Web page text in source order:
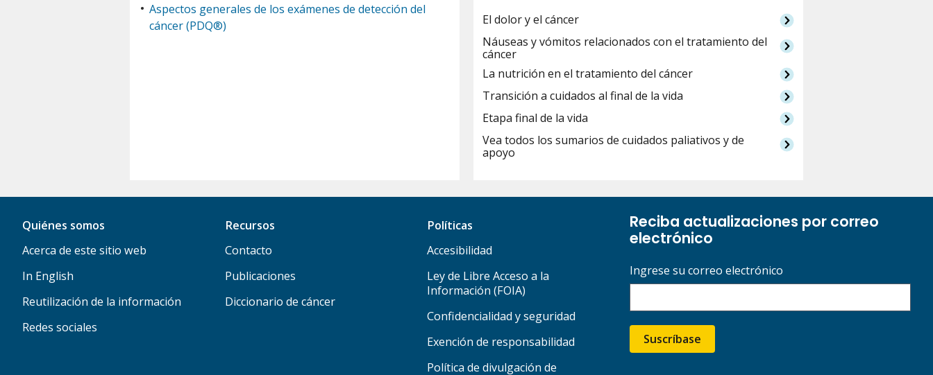
Aspectos generales de los exámenes de detección del
cáncer (PDQ®)
El dolor y el cáncer
Náuseas y vómitos relacionados con el tratamiento del
cáncer
La nutrición en el tratamiento del cáncer
Transición a cuidados al final de la vida
Etapa final de la vida
Vea todos los sumarios de cuidados paliativos y de
apoyo
Quiénes somos
Acerca de este sitio web
In English
Reutilización de la información
Redes sociales
Recursos
Contacto
Publicaciones
Diccionario de cáncer
Políticas
Accesibilidad
Ley de Libre Acceso a la
Información (FOIA)
Confidencialidad y seguridad
Exención de responsabilidad
Política de divulgación de
Reciba actualizaciones por correo
electrónico
Ingrese su correo electrónico
Suscríbase